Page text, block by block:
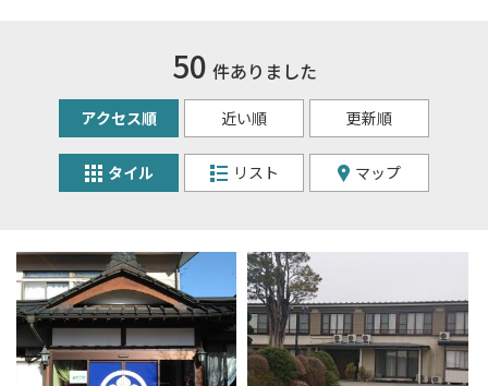
50 件ありました
アクセス順 近い順 更新順
タイル リスト マップ